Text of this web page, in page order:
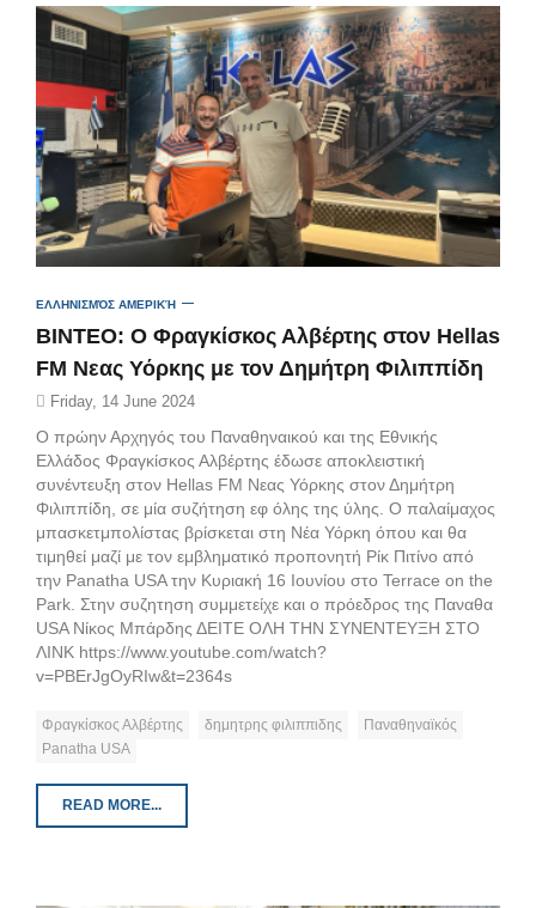
ΕΛΛΗΝΙΣΜΌΣ ΑΜΕΡΙΚΉ
ΒΙΝΤΕΟ: Ο Φραγκίσκος Αλβέρτης στον Hellas
FM Νεας Υόρκης με τον Δημήτρη Φιλιππίδη
Friday, 14 June 2024
O πρώην Αρχηγός του Παναθηναικού και της Εθνικής
Ελλάδος Φραγκίσκος Αλβέρτης έδωσε αποκλειστική
συνέντευξη στον Hellas FM Νεας Υόρκης στον Δημήτρη
Φιλιππίδη, σε μία συζήτηση εφ όλης της ύλης. Ο παλαίμαχος
μπασκετμπολίστας βρίσκεται στη Νέα Υόρκη όπου και θα
τιμηθεί μαζί με τον εμβληματικό προπονητή Ρίκ Πιτίνο από
την Panatha USA την Κυριακή 16 Ιουνίου στο Terrace on the
Park. Στην συζητηση συμμετείχε και ο πρόεδρος της Παναθα
USA Νίκος Μπάρδης ΔΕΙΤΕ ΟΛΗ ΤΗΝ ΣΥΝΕΝΤΕΥΞΗ ΣΤΟ
ΛΙΝΚ https://www.youtube.com/watch?
v=PBErJgOyRIw&t=2364s
Φραγκίσκος Αλβέρτης δημητρης φιλιππιδης
Παναθηναϊκός
Panatha USA
READ MORE...